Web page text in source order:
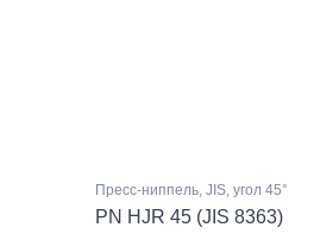
Пресс-ниппель, JIS, угол 45°
PN HJR 45 (JIS 8363)